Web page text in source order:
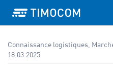
Connaissance logistiques,
18.03.2025